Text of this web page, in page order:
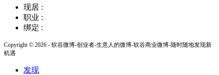
现居 :
职业 :
绑定 :
Copyright © 2026 - 软谷微博-创业者-生意人的微博-软谷商业微博-随时随地发现新
机遇
发现